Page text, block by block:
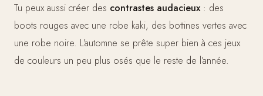
Tu peux aussi créer des contrastes audacieux: des
boots rouges avec une robe kaki, des bottines vertes avec
une robe noire. L’automne se prête super bien à ces jeux
de couleurs un peu plus osés que le reste de l’année.